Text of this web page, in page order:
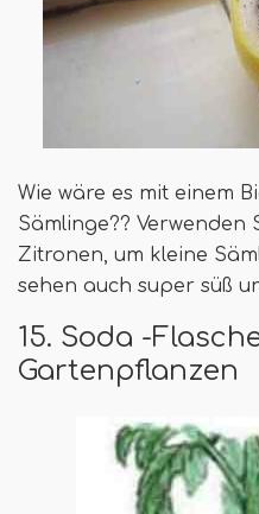
Wie wäre es mit einem
Sämlinge??
Zitronen, um kleine
sehen auch super süß
15. Soda -
Gartenpflanzen